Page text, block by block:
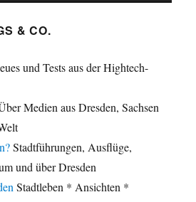
& CO.
und Tests aus der Hightech-
Medien aus Dresden, Sachsen
Stadtführungen, Ausflüge,
und über Dresden
Stadtleben * Ansichten *